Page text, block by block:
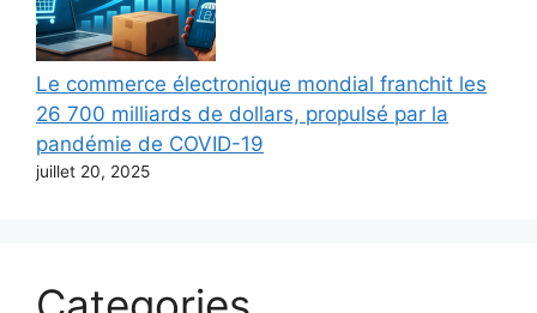
Le commerce électronique mondial franchit les
26 700 milliards de dollars, propulsé par la
pandémie de COVID-19
juillet 20, 2025